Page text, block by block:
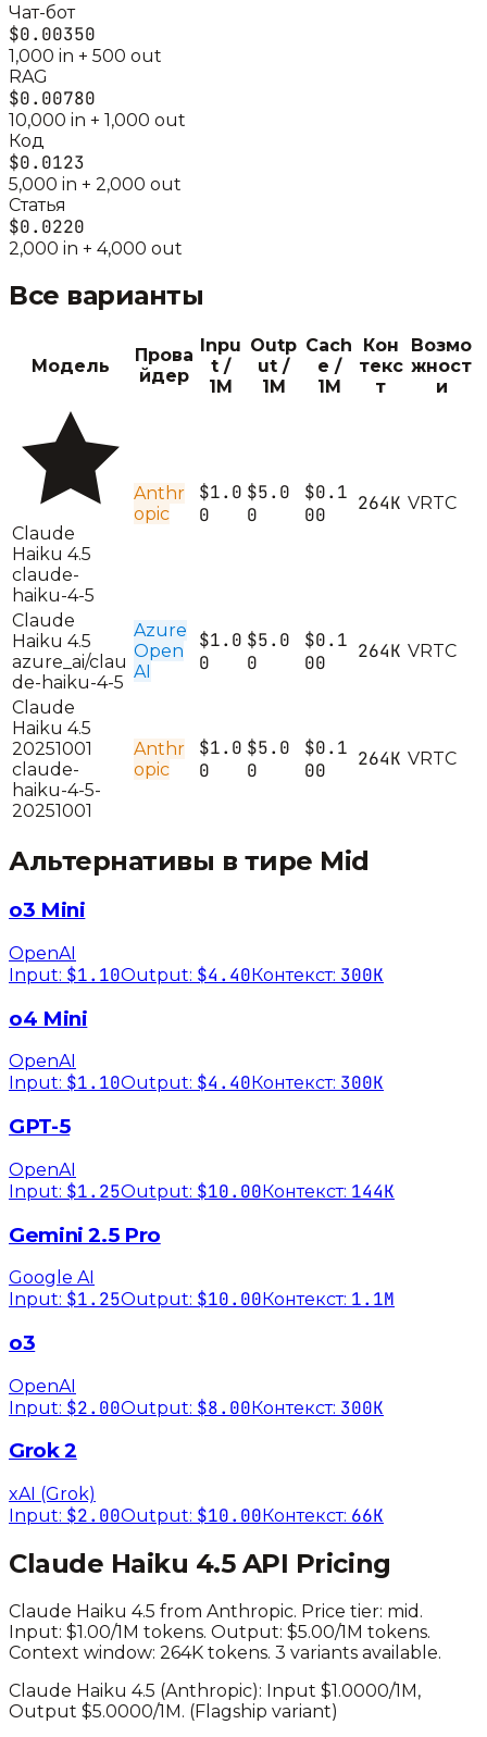
Чат-бот
$0.00350
1,000 in + 500 out
RAG
$0.00780
10,000 in + 1,000 out
Код
$0.0123
5,000 in + 2,000 out
Статья
$0.0220
2,000 in + 4,000 out
Все варианты
Модель
Прова
йдер
Inpu
t /
1M
Outp
ut /
1M
Cach
e /
1M
Кон
текс
т
Возмо
жност
и
Claude
Haiku 4.5
claude-
haiku-4-5
Anthr
opic
$1.0
0
$5.0
0
$0.1
00
264K VRTC
Claude
Haiku 4.5
azure_ai/clau
de-haiku-4-5
Azure
Open
AI
$1.0
0
$5.0
0
$0.1
00
264K VRTC
Claude
Haiku 4.5
20251001
claude-
haiku-4-5-
20251001
Anthr
opic
$1.0
0
$5.0
0
$0.1
00
264K VRTC
Альтернативы в тире Mid
o3 Mini
OpenAI
Input: $1.10Output: $4.40Контекст: 300K
o4 Mini
OpenAI
Input: $1.10Output: $4.40 Контекст: 300K
GPT-5
OpenAI
Input: $1.25Output: $10.00Контекст: 144K
Gemini 2.5 Pro
Google AI
Input: $1.25Output: $10.00 Контекст: 1.1M
o3
OpenAI
Input: $2.00Output: $8.00Контекст: 300K
Grok 2
xAI (Grok)
Input: $2.00Output: $10.00 Контекст: 66K
Claude Haiku 4.5API Pricing
Claude Haiku 4.5 from Anthropic. Price tier: mid .
Input: $1.00/1M tokens. Output: $5.00/1M tokens.
Context window: 264K tokens. 3 variants available.
Claude Haiku 4.5 (Anthropic): Input $1.0000/1M,
Output $5.0000/1M. (Flagship variant)